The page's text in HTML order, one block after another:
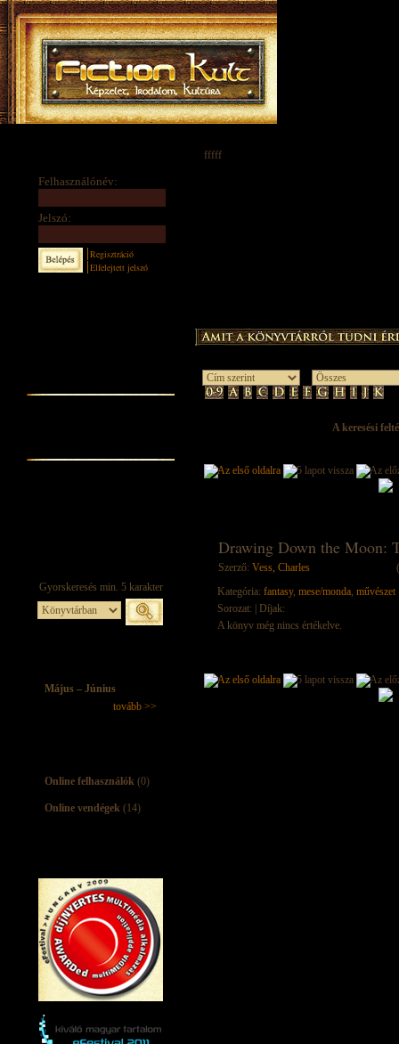
Felhasználónév:
Jelszó:
Regisztráció
Elfelejtett jelszó
Május – Június
tovább >>
Online felhasználók (0)
Online vendégek (14)
fffff
A keresési
Drawing Down the Moon:
Szerző: Vess, Charles
Kategória: fantasy, mese/monda, művészet
Sorozat:
| Díjak:
A könyv még nincs értékelve.